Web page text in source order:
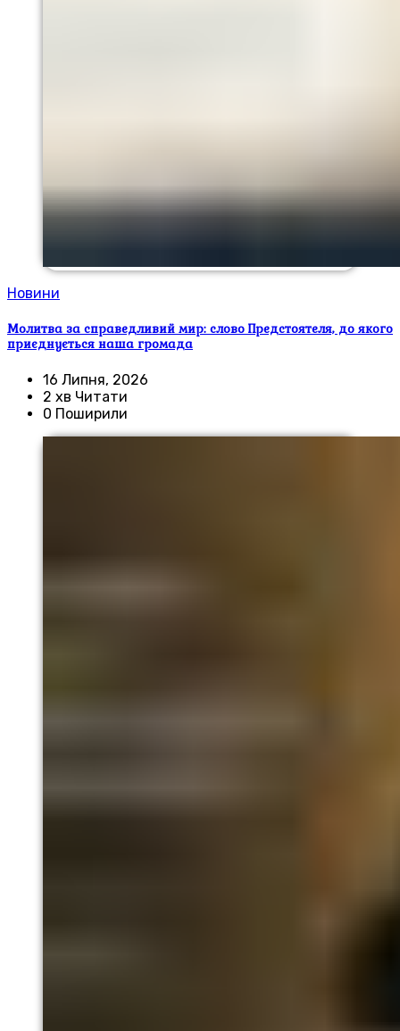
Новини
Молитва за справедливий мир: слово Предстоятеля, до якого
приєднується наша громада
16 Липня, 2026
2 хв Читати
0 Поширили